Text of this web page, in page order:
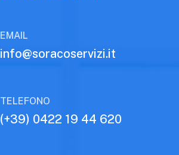
EMAIL
info@soracoservizi.it
TELEFONO
(+39) 0422 19 44 620